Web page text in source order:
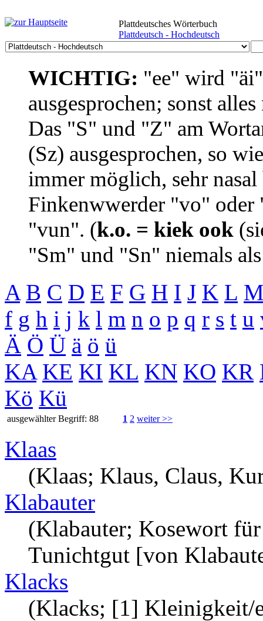
Plattdeutsches Wörterbuch
Plattdeutsch - Hochdeutsch
WICHTIG: "ee" wird
ausgesprochen; sonst
Das "S" und "Z" am
(Sz) ausgesprochen, so
immer möglich, sehr
Finkenwwerder "vo"
"vun". (k.o. = kiek ook
"Sm" und "Sn" niemals
A B C D E F G H I J K L
f g h i j k l m n o p q r s t u
Ä Ö Ü ä ö ü
KA KE KI KL KN KO KR
Kö Kü
ausgewählter Begriff: 88 1 2 weiter >>
Klaas
(Klaas; Klaus, Claus,
Klabauter
(Klabauter; Kosewort
Tunichtgut [von
Klacks
(Klacks; [1] Kleinigkeit/